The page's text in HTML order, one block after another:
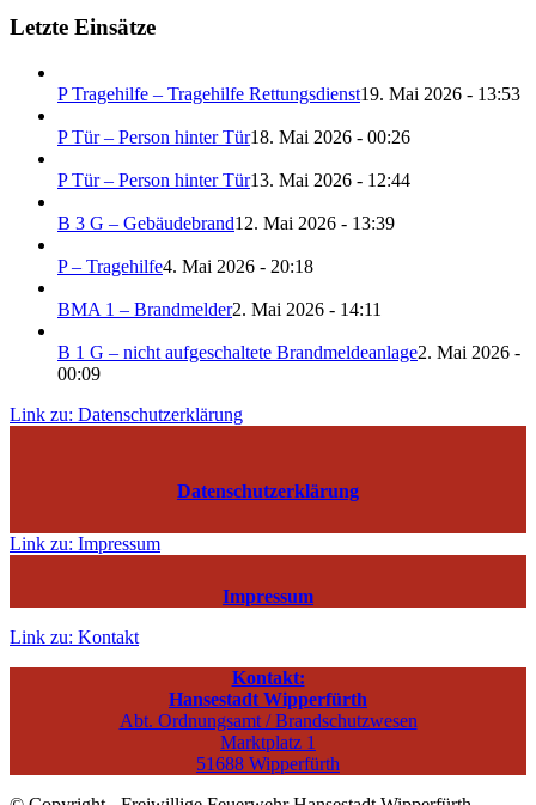
Letzte Einsätze
P Tragehilfe – Tragehilfe Rettungsdienst19. Mai 2026 - 13:53
P Tür – Person hinter Tür18. Mai 2026 - 00:26
P Tür – Person hinter Tür13. Mai 2026 - 12:44
B 3 G – Gebäudebrand12. Mai 2026 - 13:39
P – Tragehilfe4. Mai 2026 - 20:18
BMA 1 – Brandmelder2. Mai 2026 - 14:11
B 1 G – nicht aufgeschaltete Brandmeldeanlage2. Mai 2026 -
00:09
Link zu: Datenschutzerklärung
Datenschutzerklärung
Link zu: Impressum
Impressum
Link zu: Kontakt
Kontakt:
Hansestadt Wipperfürth
Abt. Ordnungsamt / Brandschutzwesen
Marktplatz 1
51688 Wipperfürth